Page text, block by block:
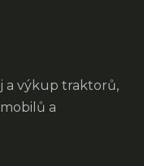
a výkup traktorů,
a